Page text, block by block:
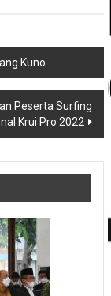
Kuno
Peserta Surfing
Krui Pro 2022